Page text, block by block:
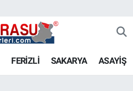
FERİZLİ SAKARYA ASAYİŞ